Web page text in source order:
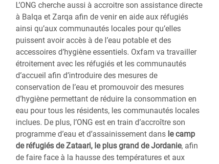
L’ONG cherche aussi à accroitre son assistance directe
à Balqa et Zarqa afin de venir en aide aux réfugiés
ainsi qu’aux communautés locales pour qu’elles
puissent avoir accès à de l’eau potable et des
accessoires d’hygiène essentiels. Oxfam va travailler
étroitement avec les réfugiés et les communautés
d’accueil afin d’introduire des mesures de
conservation de l’eau et promouvoir des mesures
d’hygiène permettant de réduire la consommation en
eau pour tous les résidents, les communautés locales
inclues. De plus, l’ONG est en train d’accroître son
programme d’eau et d’assainissement dans le camp
de réfugiés de Zataari, le plus grand de Jordanie, afin
de faire face à la hausse des températures et aux